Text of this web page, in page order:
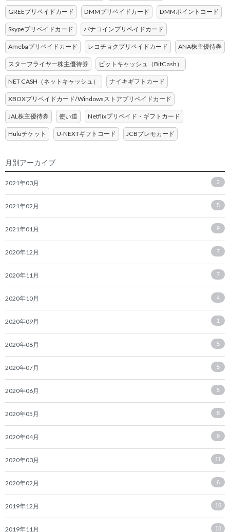
GREEプリペイドカード DMMプリペイドカード DMMポイントコード
Skypeプリペイドカード バナコインプリペイドカード
Amebaプリペイドカード レコチョクプリペイドカード ANA株主優待券
スターフライヤー株主優待券 ビットキャッシュ（BitCash）
NET CASH（ネットキャッシュ） ナイキギフトカード
XBOXプリペイドカード/Windowsストアプリペイドカード
JAL株主優待券 使い道 Netflixプリペイド・ギフトカード
Huluチケット U-NEXTギフトコード JCBプレモカード
月別アーカイブ
2021年03月 2
2021年02月 5
2021年01月 9
2020年12月 7
2020年11月 7
2020年10月 4
2020年09月 1
2020年08月 5
2020年07月 5
2020年06月 5
2020年05月 8
2020年04月 9
2020年03月 11
2020年02月 6
2019年12月 10
2019年11月 10